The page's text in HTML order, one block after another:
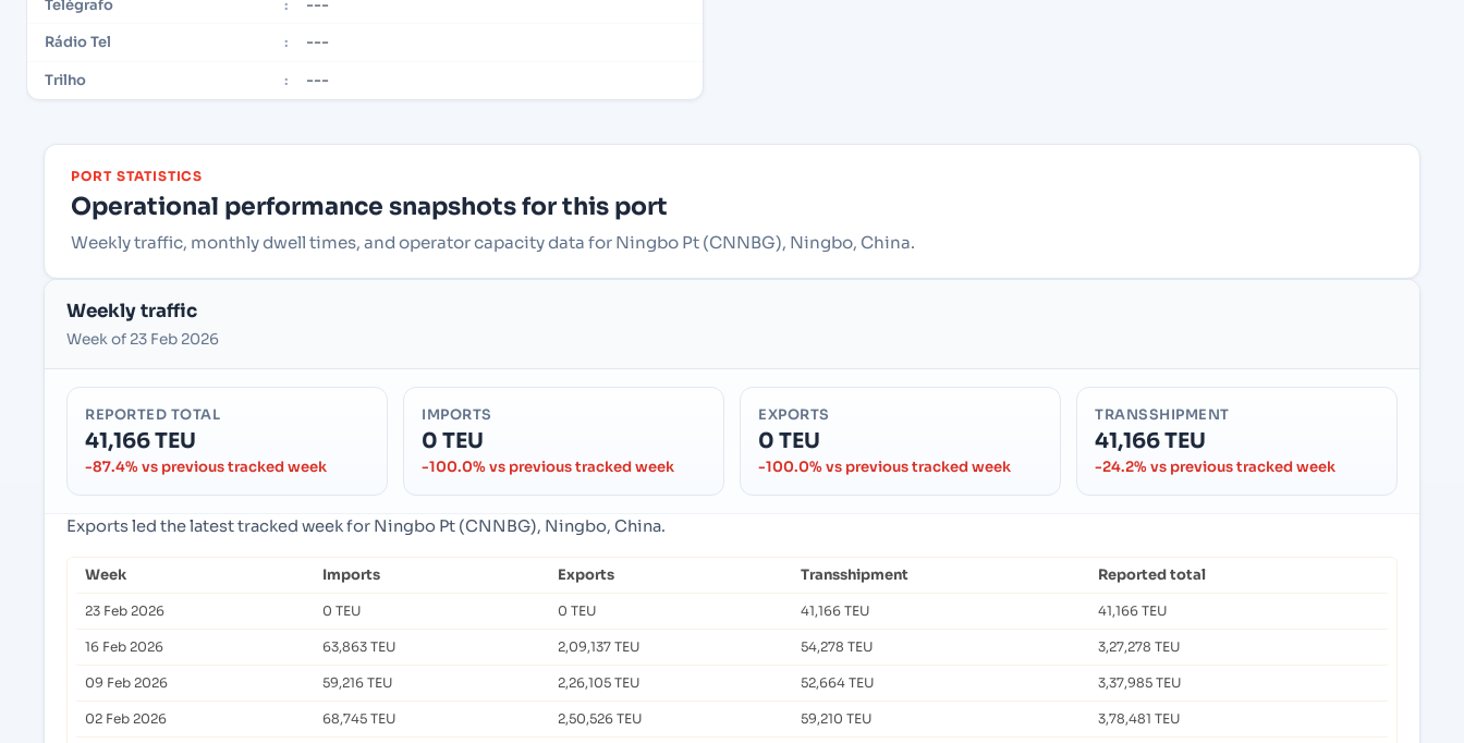
Telégrafo : ---
Rádio Tel : ---
Trilho : ---
PORT STATISTICS
Operational performance snapshots for this port
Weekly traffic, monthly dwell times, and operator capacity data for Ningbo Pt (CNNBG), Ningbo, China.
Weekly traffic
Week of 23 Feb 2026
REPORTED TOTAL
41,166 TEU
-87.4% vs previous tracked week
IMPORTS
0 TEU
-100.0% vs previous tracked week
EXPORTS
0 TEU
-100.0% vs previous tracked week
TRANSSHIPMENT
41,166 TEU
-24.2% vs previous tracked week
Exports led the latest tracked week for Ningbo Pt (CNNBG), Ningbo, China.
Week Imports Exports Transshipment Reported total
23 Feb 2026 0 TEU 0 TEU 41,166 TEU 41,166 TEU
16 Feb 2026 63,863 TEU 2,09,137 TEU 54,278 TEU 3,27,278 TEU
09 Feb 2026 59,216 TEU 2,26,105 TEU 52,664 TEU 3,37,985 TEU
02 Feb 2026 68,745 TEU 2,50,526 TEU 59,210 TEU 3,78,481 TEU